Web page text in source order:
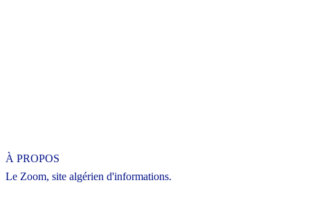
À PROPOS
Le Zoom, site algérien d'informations.